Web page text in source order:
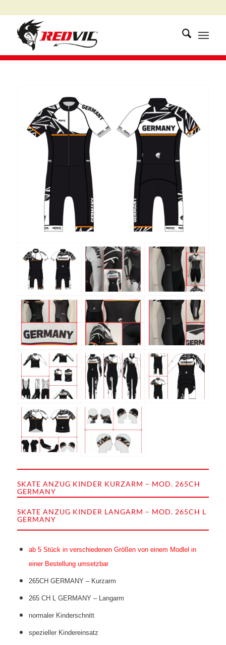
SKATE ANZUG KINDER KURZARM – MOD. 265CH
GERMANY
SKATE ANZUG KINDER LANGARM – MOD. 265CH L
GERMANY
ab 5 Stück in verschiedenen Größen von einem Modlel in
einer Bestellung umsetzbar
265CH GERMANY – Kurzarm
265 CH L GERMANY – Langarm
normaler Kinderschnitt
spezieller Kindereinsatz